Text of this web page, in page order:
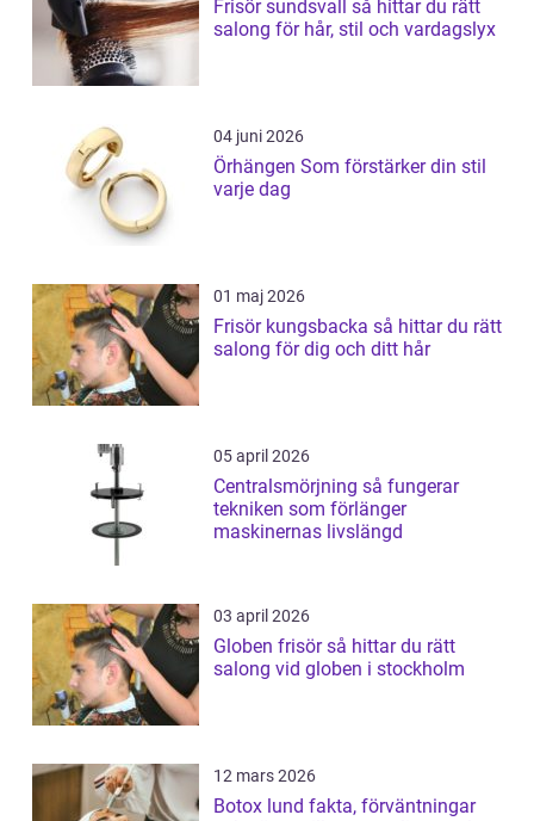
Frisör sundsvall så hittar du rätt
salong för hår, stil och vardagslyx
04 juni 2026
Örhängen Som förstärker din stil
varje dag
01 maj 2026
Frisör kungsbacka så hittar du rätt
salong för dig och ditt hår
05 april 2026
Centralsmörjning så fungerar
tekniken som förlänger
maskinernas livslängd
03 april 2026
Globen frisör så hittar du rätt
salong vid globen i stockholm
12 mars 2026
Botox lund fakta, förväntningar